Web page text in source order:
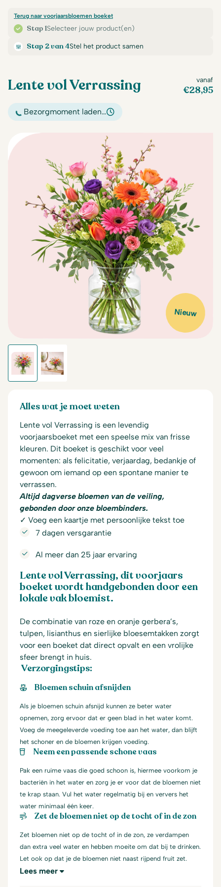
Stap 1Selecteer jouw product(en)
Terug naar voorjaarsbloemen boeket
Stap 2 van 4Stel het product samen
Lente vol Verrassing vanaf
€28,95
Bezorgmoment laden…
Nieuw
Alles wat je moet weten
Lente vol Verrassing is een levendig
voorjaarsboeket met een speelse mix van frisse
kleuren. Dit boeket is geschikt voor veel
momenten: als felicitatie, verjaardag, bedankje of
gewoon om iemand op een spontane manier te
verrassen.
Altijd dagverse bloemen van de veiling,
gebonden door onze bloembinders.
✓ Voeg een kaartje met persoonlijke tekst toe
7 dagen versgarantie
Al meer dan 25 jaar ervaring
Lente vol Verrassing, dit voorjaars
boeket wordt handgebonden door een
lokale vak bloemist.
De combinatie van roze en oranje gerbera’s,
tulpen, lisianthus en sierlijke bloesemtakken zorgt
voor een boeket dat direct opvalt en een vrolijke
sfeer brengt in huis.
Verzorgingstips:
Bloemen schuin afsnijden
Als je bloemen schuin afsnijd kunnen ze beter water
opnemen, zorg ervoor dat er geen blad in het water komt.
Voeg de meegeleverde voeding toe aan het water, dan blijft
het schoner en de bloemen krijgen voeding.
Neem een passende schone vaas
Pak een ruime vaas die goed schoon is, hiermee voorkom je
bacteriën in het water en zorg je er voor dat de bloemen niet
te krap staan. Vul het water regelmatig bij en ververs het
water minimaal één keer.
Zet de bloemen niet op de tocht of in de zon
Zet bloemen niet op de tocht of in de zon, ze verdampen
dan extra veel water en hebben moeite om dat bij te drinken.
Let ook op dat je de bloemen niet naast rijpend fruit zet.
Lees meer